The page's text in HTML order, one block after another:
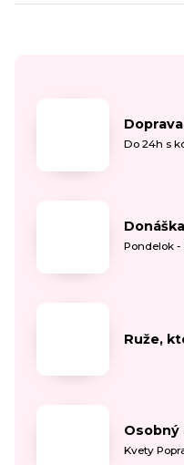
Do 24h s
Pondelok -
Ruže,
Osobný
Kvety